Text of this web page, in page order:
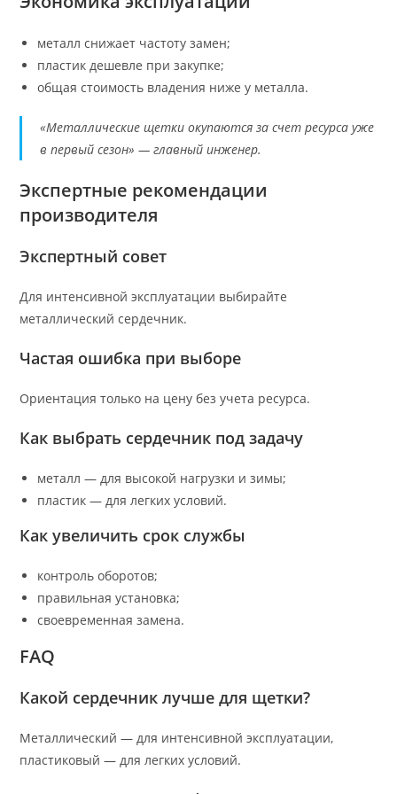
металл снижает частоту замен;
пластик дешевле при закупке;
общая стоимость владения ниже у металла.
«Металлические щетки окупаются за счет ресурса уже
в первый сезон» — главный инженер.
Экспертные рекомендации
производителя
Экспертный совет
Для интенсивной эксплуатации выбирайте
металлический сердечник.
Частая ошибка при выборе
Ориентация только на цену без учета ресурса.
Как выбрать сердечник под задачу
металл — для высокой нагрузки и зимы;
пластик — для легких условий.
Как увеличить срок службы
контроль оборотов;
правильная установка;
своевременная замена.
FAQ
Какой сердечник лучше для щетки?
Металлический — для интенсивной эксплуатации,
пластиковый — для легких условий.